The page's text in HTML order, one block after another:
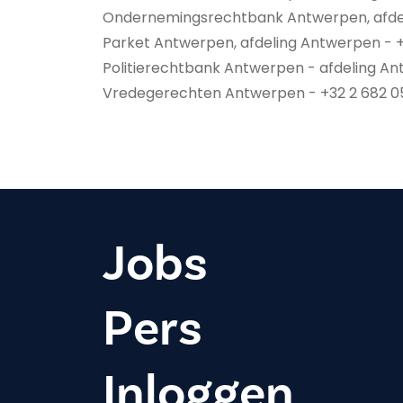
Ondernemingsrechtbank Antwerpen,
Parket Antwerpen, afdeling Antwerpen -
Politierechtbank Antwerpen - afdeling
Vredegerechten Antwerpen - +32 2 682
Jobs
Pers